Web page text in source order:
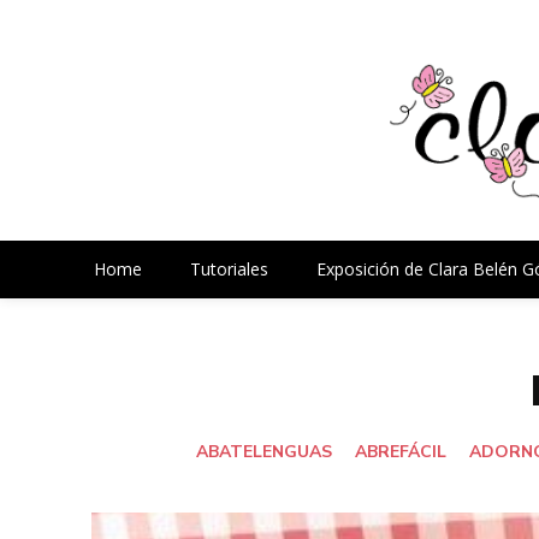
Home Tutoriales Exposición de Clara Belén
ABATELENGUAS ABREFÁCIL